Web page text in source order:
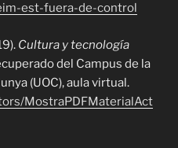
est-fuera-de-control
Cultura y tecnología
del Campus de la
(UOC), aula virtual.
MostraPDFMaterialAct